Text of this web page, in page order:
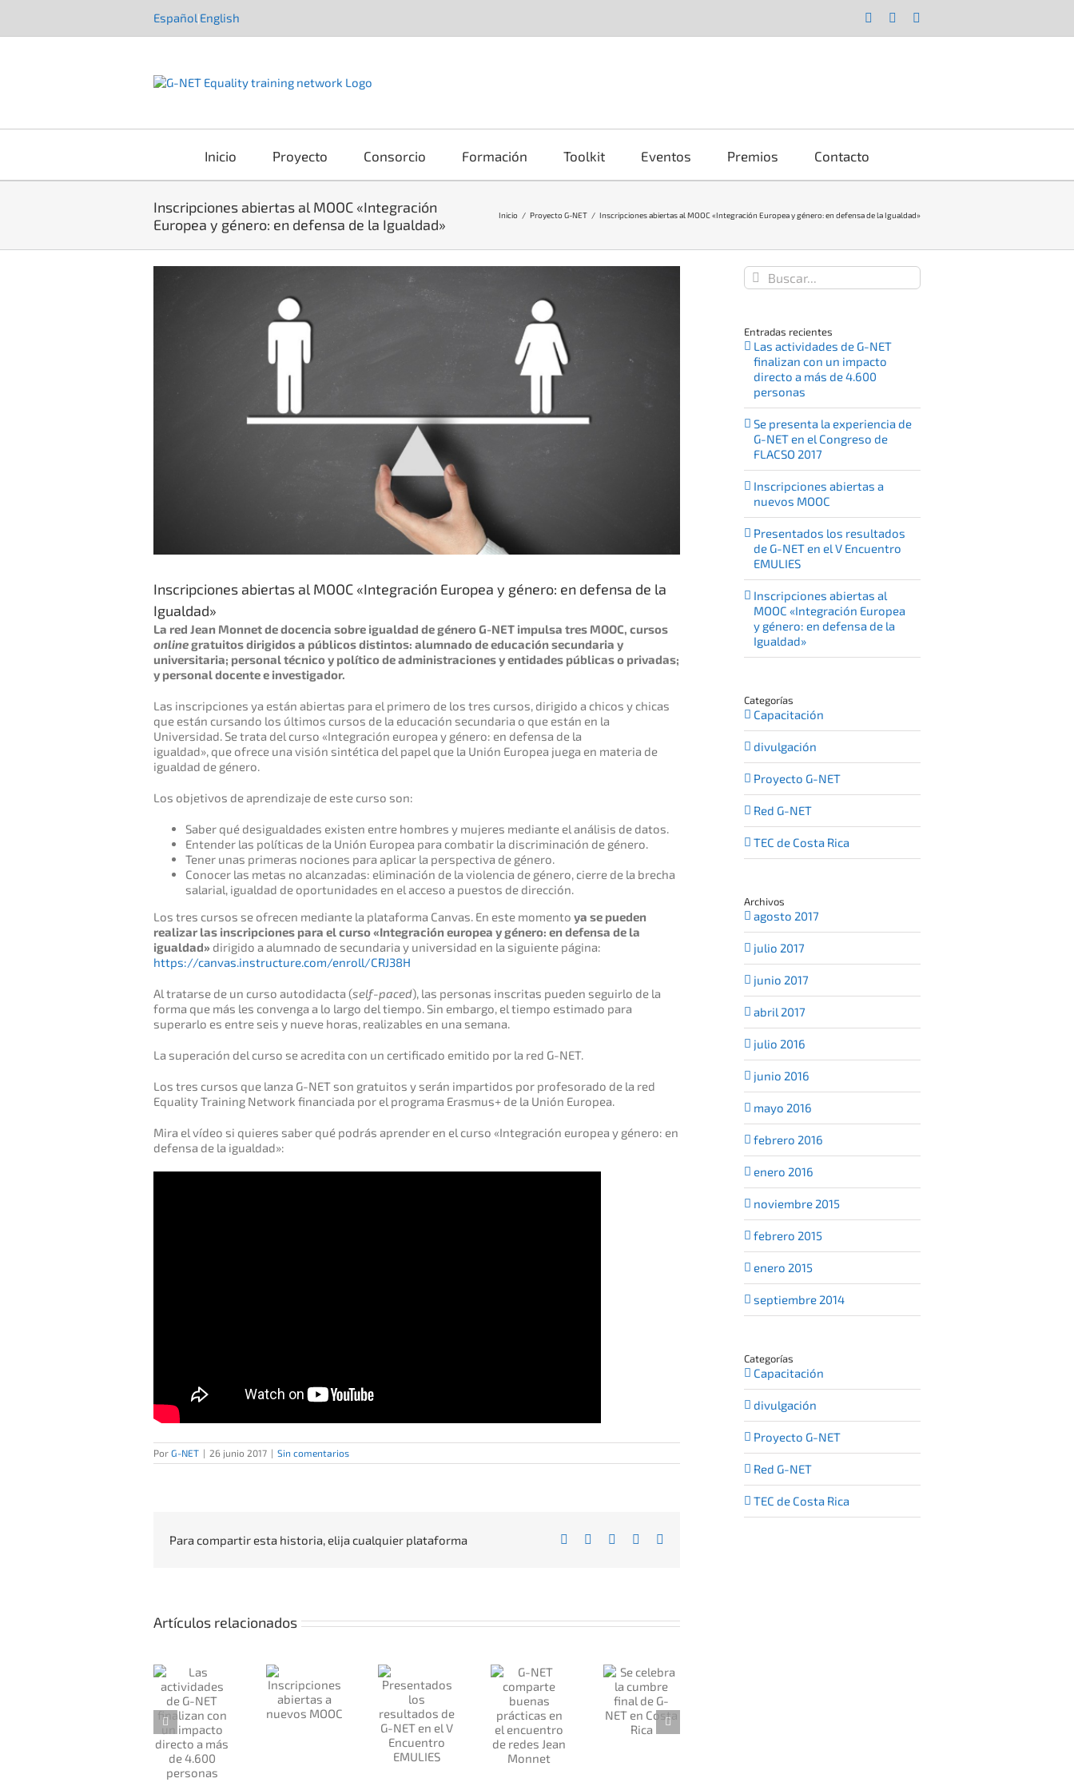
contenido
Español|English Facebook
Inicio Proyecto Consorcio Formación Toolkit Eventos Premios Contacto
Inscripciones abiertas al MOOC «Integración
Europea y género: en defensa de la Igualdad»
Inicio Proyecto G-NET Inscripciones abiertas al MOOC «Integración Europea y género: en defensa de la Igualdad»
Inscripciones abiertas al MOOC «Integración Europea y género: en defensa de la
Igualdad»
La red Jean Monnet de docencia sobre igualdad de género G-NET impulsa tres MOOC, cursos
onlinegratuitos dirigidos a públicos distintos: alumnado de educación secundaria y
universitaria; personal técnico y político de administraciones y entidades públicas o privadas;
y personal docente e investigador.
Las inscripciones ya están abiertas para el primero de los tres cursos, dirigido a chicos y chicas
que están cursando los últimos cursos de la educación secundaria o que están en la
Universidad. Se trata del curso «Integración europea y género: en defensa de la
igualdad», que ofrece una visión sintética del papel que la Unión Europea juega en materia de
igualdad de género.
Los objetivos de aprendizaje de este curso son:
Saber qué desigualdades existen entre hombres y mujeres mediante el análisis de datos.
Entender las políticas de la Unión Europea para combatir la discriminación de género.
Tener unas primeras nociones para aplicar la perspectiva de género.
Conocer las metas no alcanzadas: eliminación de la violencia de género, cierre de la brecha
salarial, igualdad de oportunidades en el acceso a puestos de dirección.
Los tres cursos se ofrecen mediante la plataforma Canvas. En este momento ya se pueden
realizar las inscripciones para el curso «Integración europea y género: en defensa de la
igualdad» dirigido a alumnado de secundaria y universidad en la siguiente página:
https://canvas.instructure.com/enroll/CRJ38H
Al tratarse de un curso autodidacta (self-paced), las personas inscritas pueden seguirlo de la
forma que más les convenga a lo largo del tiempo. Sin embargo, el tiempo estimado para
superarlo es entre seis y nueve horas, realizables en una semana.
La superación del curso se acredita con un certificado emitido por la red G-NET.
Los tres cursos que lanza G-NET son gratuitos y serán impartidos por profesorado de la red
Equality Training Network financiada por el programa Erasmus+ de la Unión Europea.
Mira el vídeo si quieres saber qué podrás aprender en el curso «Integración europea y género: en
defensa de la igualdad»:
Por G-NET | 26 junio 2017 | Sin comentarios
Para compartir esta historia, elija cualquier plataforma Facebook Reddit LinkedIn
Artículos relacionados
Inscripciones
abiertas
a nuevos
MOOC
Presentados
resultados
comparte
prácticas
en el
encuentro
de redes
celebra la
cumbre
final de
G-NET en
Costa
Buscar:
Entradas recientes
Las actividades de G-NET
finalizan con un impacto
directo a más de 4.600
personas
Se presenta la experiencia de
G-NET en el Congreso de
FLACSO 2017
Inscripciones abiertas a
nuevos MOOC
Presentados los resultados
de G-NET en el V Encuentro
EMULIES
Inscripciones abiertas al
MOOC «Integración Europea
y género: en defensa de la
Igualdad»
Categorías
Capacitación
divulgación
Proyecto G-NET
Red G-NET
TEC de Costa Rica
Archivos
agosto 2017
julio 2017
junio 2017
abril 2017
julio 2016
junio 2016
mayo 2016
febrero 2016
enero 2016
noviembre 2015
febrero 2015
enero 2015
septiembre 2014
Categorías
Capacitación
divulgación
Proyecto G-NET
Red G-NET
TEC de Costa Rica